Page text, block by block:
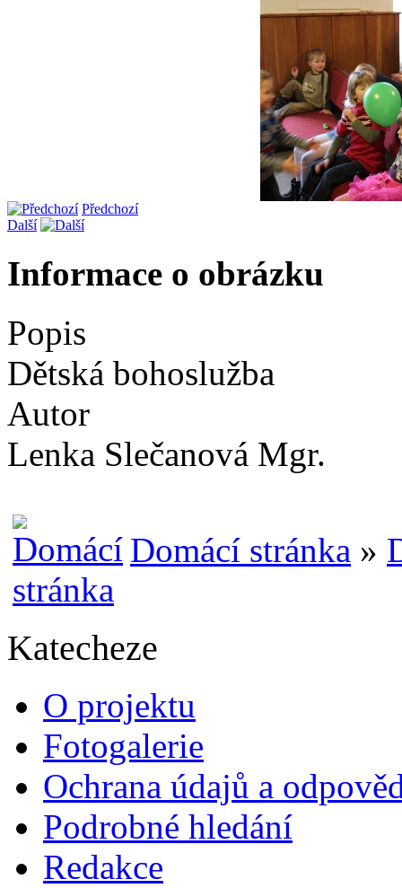
Předchozí
Další
Informace o obrázku
Popis
Dětská bohoslužba
Autor
Lenka Slečanová Mgr.
Domácí stránka »
Katecheze
O projektu
Fotogalerie
Ochrana údajů a
Podrobné hledání
Redakce